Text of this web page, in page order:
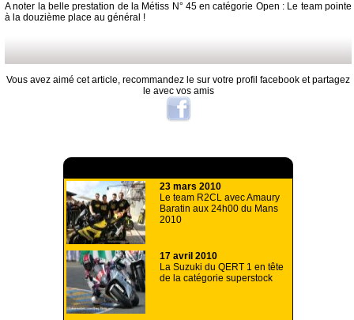
A noter la belle prestation de la Métiss N° 45 en catégorie Open : Le team pointe
à la douzième place au général !
Vous avez aimé cet article, recommandez le sur votre profil facebook et partagez
le avec vos amis
23 mars 2010
Le team R2CL avec Amaury
Baratin aux 24h00 du Mans
2010
17 avril 2010
La Suzuki du QERT 1 en tête
de la catégorie superstock